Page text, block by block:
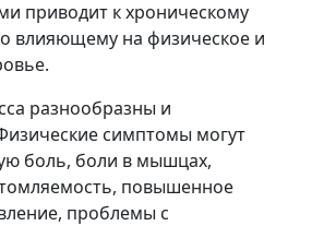
приводит к хроническому
влияющему на физическое и
разнообразны и
симптомы могут
боль, боли в мышцах,
повышенное
проблемы с